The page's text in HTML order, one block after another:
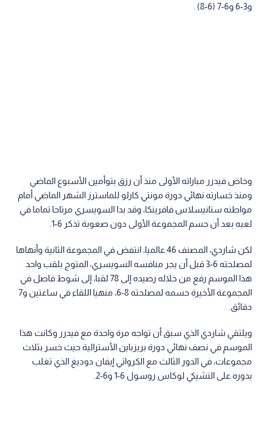
و3-6 و6-7 (6-8) .
وخاض فيدرر مباراته الأولى منذ أن رزق بتوأمين الأسبوع الماضي
ومنذ خسارته نهائي دورة مونتي كارلو للماسترز الشهر الماضي أمام
مواطنه ستانيسلاس فافرينكا، وقد بدا السويسري مرتاحا تماما في
لعبه بعد أن حسم المجموعة الأولى دون صعوبة تذكر 6-1.
لكن شاردي، المصنف 46 عالميا، انتفض في المجموعة الثانية وأنهاها
لمصلحته 6-3 قبل أن يجر منافسه السويسري، المتوج بلقب واحد
هذا الموسم رفع من خلاله رصيده إلى 78 لقبا، إلى شوط فاصل في
المجموعة الأخيرة حسمه لمصلحته 8-6، منهيا اللقاء في ساعتين و7
دقائق.
ويلتقي شاردي الذي سبق أن تواجه مرة واحدة مع فيدرر وكانت هذا
الموسم في نصف نهائي دورة بريزباين الأسترالية حيث خسر بثلاث
مجموعات، في الدور الثالث مع الكرواتي إيفان دوديغ الذي تغلب
بدوره على التشيكي لوكاس روسول 6-1 و6-2.